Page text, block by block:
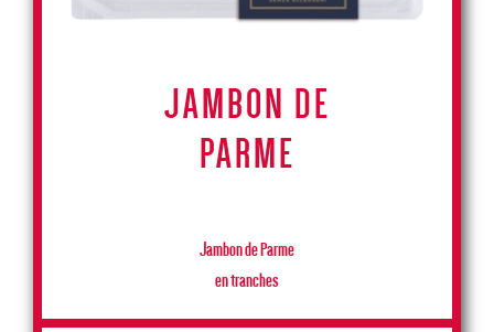
JAMBON DE
PARME
Jambon de Parme
en tranches